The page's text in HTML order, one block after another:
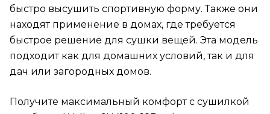
быстро высушить спортивную форму. Также они
находят применение в домах, где требуется
быстрое решение для сушки вещей. Эта модель
подходит как для домашних условий, так и для
дач или загородных домов.
Получите максимальный комфорт с сушилкой